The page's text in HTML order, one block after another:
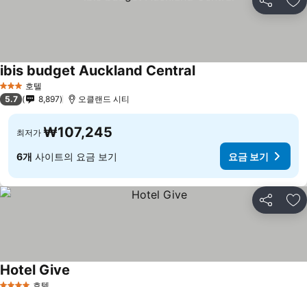
공유 즐
3 성급 호텔
ibis budget Auckland Central
5.7 8,897 오클랜드 시티
최저가 ₩107,245
6개 사이트의 요금 보기 요금 보기
공유 즐
호텔
Hotel Give